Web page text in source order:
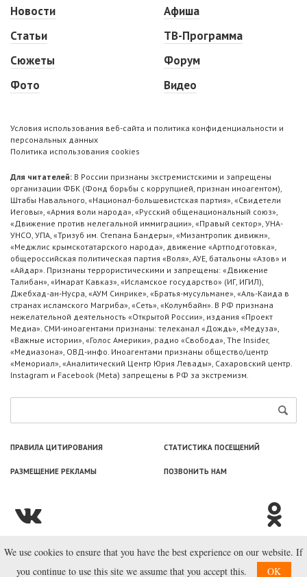
Новости
Статьи
Сюжеты
Фото
Афиша
ТВ-Программа
Форум
Видео
Условия использования веб-сайта и политика конфиденциальности и
персональных данных
Политика использования cookies
Для читателей: В России признаны экстремистскими и запрещены
организации ФБК (Фонд борьбы с коррупцией, признан иноагентом),
Штабы Навального, «Национал-большевистская партия», «Свидетели
Иеговы», «Армия воли народа», «Русский общенациональный союз»,
«Движение против нелегальной иммиграции», «Правый сектор», УНА-
УНСО, УПА, «Тризуб им. Степана Бандеры», «Мизантропик дивижн»,
«Меджлис крымскотатарского народа», движение «Артподготовка»,
общероссийская политическая партия «Воля», АУЕ, батальоны «Азов» и
«Айдар». Признаны террористическими и запрещены: «Движение
Талибан», «Имарат Кавказ», «Исламское государство» (ИГ, ИГИЛ),
Джебхад-ан-Нусра, «АУМ Синрике», «Братья-мусульмане», «Аль-Каида в
странах исламского Магриба», «Сеть», «Колумбайн». В РФ признана
нежелательной деятельность «Открытой России», издания «Проект
Медиа». СМИ-иноагентами признаны: телеканал «Дождь», «Медуза»,
«Важные истории», «Голос Америки», радио «Свобода», The Insider,
«Медиазона», ОВД-инфо. Иноагентами признаны общество/центр
«Мемориал», «Аналитический Центр Юрия Левады», Сахаровский центр.
Instagram и Facebook (Metа) запрещены в РФ за экстремизм.
ПРАВИЛА ЦИТИРОВАНИЯ СТАТИСТИКА ПОСЕЩЕНИЙ
РАЗМЕЩЕНИЕ РЕКЛАМЫ ПОЗВОНИТЬ НАМ
© ООО «Лаборатория Новоcтей», 2003—2026.
We use cookies to ensure that you have the best experience on our website. If
you continue to use this site we assume that you accept this.
OK